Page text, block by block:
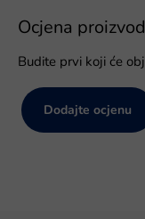
Ocjena
Budite prvi koji će
Dodajte ocjenu